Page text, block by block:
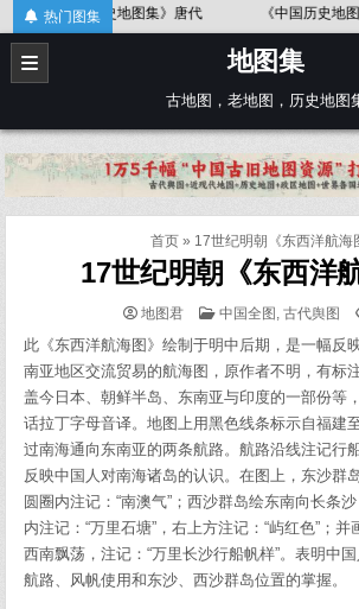
Skip
to
content
热门图集
图集》唐代 《中国历史地图集》金、南宋
地图集
古地图，老地图，历史地图
首页» 17世纪明朝《东西洋航海
17世纪明朝《东西洋
地图君
POSTED
中国全图 , 古代舆图
此《东西洋航海图》绘制于明中后期，是一幅反
南亚地区交流贸易的航海图，原作者不明，有标
盖今日本、朝鲜半岛、东南亚与印度的一部份等
话拉丁字母音译。地图上用黑色线条标示自福建
过南海通向东南亚的两条航路。航路沿线注记行
反映中国人对南海诸岛的认识。在图上，东沙群
圆圈内注记：“南澳气”；西沙群岛绘东南向长条
内注记：“万里石塘”，右上方注记：“屿红色”；
西南飘荡，注记：“万里长沙行船帆样”。表明中
航路、风帆使用和东沙、西沙群岛位置的掌握。